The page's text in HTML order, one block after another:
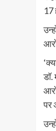
17
डॉ.
पर